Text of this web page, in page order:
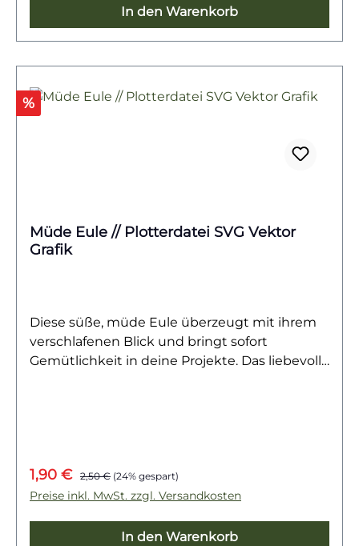
Geschenkidee – die vielseitig einsetzbare
Datei verleiht jedem DIY-Projekt eine edle
und zugleich verspielte Note.
In den Warenkorb
Rabatt
%
Müde Eule // Plotterdatei SVG Vektor
Grafik
Diese süße, müde Eule überzeugt mit ihrem
verschlafenen Blick und bringt sofort
Gemütlichkeit in deine Projekte. Das liebevoll
Ideen – die vielseitige Datei sorgt für einen
charmanten Hingucker und macht deine
Verkaufspreis:
1,90 € Regulärer Preis:
2,50 € (24% gespart)
Preise inkl. MwSt. zzgl. Versandkosten
In den Warenkorb